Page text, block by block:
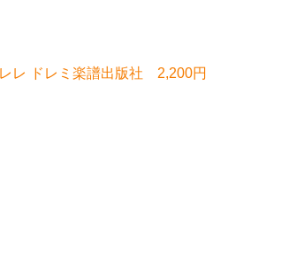
レ ドレミ楽譜出版社 2,200円